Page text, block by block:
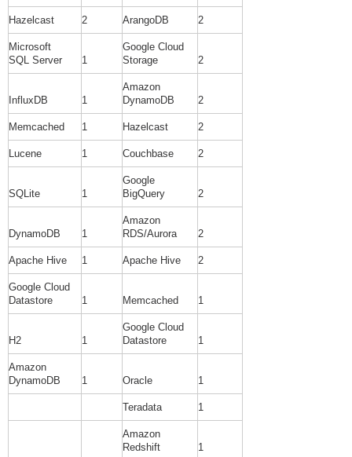
Hazelcast 2 ArangoDB 2
Microsoft
SQL Server
1
Google Cloud
Storage
2
InfluxDB 1
Amazon
DynamoDB
2
Memcached 1 Hazelcast 2
Lucene 1 Couchbase 2
SQLite 1
Google
BigQuery
2
DynamoDB 1
Amazon
RDS/Aurora
2
Apache Hive 1 Apache Hive 2
Google Cloud
Datastore
1 Memcached 1
H2 1
Google Cloud
Datastore
1
Amazon
DynamoDB
1 Oracle 1
Teradata 1
Amazon
Redshift
1